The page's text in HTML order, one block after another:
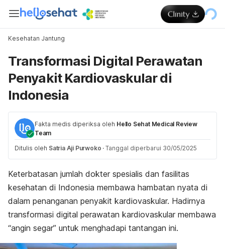
Kesehatan Jantung
Transformasi Digital Perawatan
Penyakit Kardiovaskular di
Indonesia
Fakta medis diperiksa oleh Hello Sehat Medical Review
Team
Ditulis oleh Satria Aji Purwoko · Tanggal diperbarui 30/05/2025
Keterbatasan jumlah dokter spesialis dan fasilitas
kesehatan di Indonesia membawa hambatan nyata di
dalam penanganan penyakit kardiovaskular. Hadirnya
transformasi digital perawatan kardiovaskular membawa
“angin segar” untuk menghadapi tantangan ini.